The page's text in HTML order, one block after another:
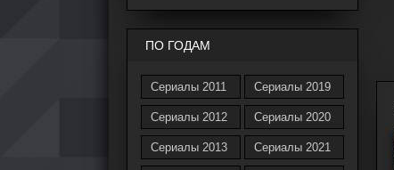
ПО ГОДАМ
Сериалы 2011
Сериалы 2012
Сериалы 2013
Сериалы 2019
Сериалы 2020
Сериалы 2021